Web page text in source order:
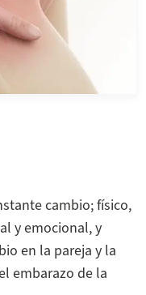
cambio; físico,
y emocional, y
en la pareja y la
embarazo de la